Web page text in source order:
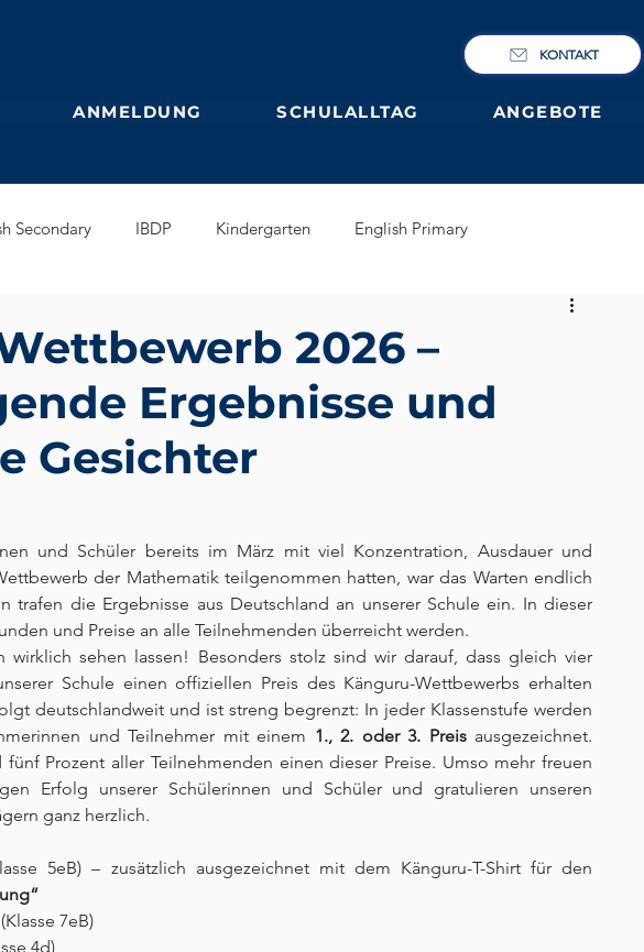
KONTAKT
ANMELDUNG SCHULALLTAG ANGEBOTE
Secondary IBDP Kindergarten English Primary
Club
2026 –
Ergebnisse und
Gesichter
und Schüler bereits im März mit viel Konzentration, Ausdauer und
der Mathematik teilgenommen hatten, war das Warten endlich
trafen die Ergebnisse aus Deutschland an unserer Schule ein. In dieser
und Preise an alle Teilnehmenden überreicht werden.
wirklich sehen lassen! Besonders stolz sind wir darauf, dass gleich vier
Schule einen offiziellen Preis des Känguru-Wettbewerbs erhalten
deutschlandweit und ist streng begrenzt: In jeder Klassenstufe werden
und Teilnehmer mit einem 1., 2. oder 3. Preis ausgezeichnet.
Prozent aller Teilnehmenden einen dieser Preise. Umso mehr freuen
Erfolg unserer Schülerinnen und Schüler und gratulieren unseren
ganz herzlich.
7eB)
4d)